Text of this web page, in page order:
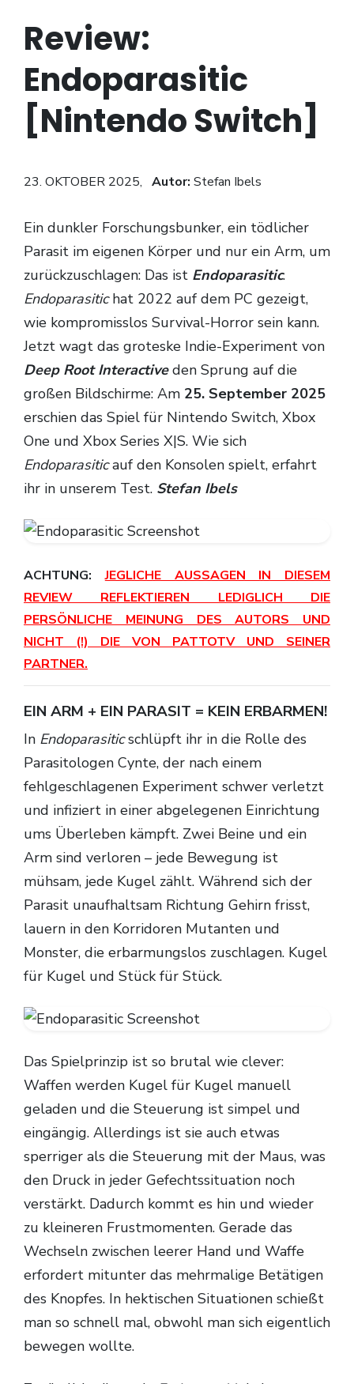
Review:
Endoparasitic
[Nintendo Switch]
23. OKTOBER 2025, Autor: Stefan Ibels
Ein dunkler Forschungsbunker, ein tödlicher
Parasit im eigenen Körper und nur ein Arm, um
zurückzuschlagen: Das ist Endoparasitic.
Endoparasitichat 2022 auf dem PC gezeigt,
wie kompromisslos Survival-Horror sein kann.
Jetzt wagt das groteske Indie-Experiment von
Deep Root Interactiveden Sprung auf die
großen Bildschirme: Am 25. September 2025
erschien das Spiel für Nintendo Switch, Xbox
One und Xbox Series X|S. Wie sich
Endoparasiticauf den Konsolen spielt, erfahrt
ihr in unserem Test. Stefan Ibels
ACHTUNG:JEGLICHE AUSSAGEN IN DIESEM
REVIEW REFLEKTIEREN LEDIGLICH DIE
PERSÖNLICHE MEINUNG DES AUTORS UND
NICHT (!) DIE VON PATTOTV UND SEINER
PARTNER.
EIN ARM + EIN PARASIT = KEIN ERBARMEN!
In Endoparasiticschlüpft ihr in die Rolle des
Parasitologen Cynte, der nach einem
fehlgeschlagenen Experiment schwer verletzt
und infiziert in einer abgelegenen Einrichtung
ums Überleben kämpft. Zwei Beine und ein
Arm sind verloren – jede Bewegung ist
mühsam, jede Kugel zählt. Während sich der
Parasit unaufhaltsam Richtung Gehirn frisst,
lauern in den Korridoren Mutanten und
Monster, die erbarmungslos zuschlagen. Kugel
für Kugel und Stück für Stück.
Das Spielprinzip ist so brutal wie clever:
Waffen werden Kugel für Kugel manuell
geladen und die Steuerung ist simpel und
eingängig. Allerdings ist sie auch etwas
sperriger als die Steuerung mit der Maus, was
den Druck in jeder Gefechtssituation noch
verstärkt. Dadurch kommt es hin und wieder
zu kleineren Frustmomenten. Gerade das
Wechseln zwischen leerer Hand und Waffe
erfordert mitunter das mehrmalige Betätigen
des Knopfes. In hektischen Situationen schießt
man so schnell mal, obwohl man sich eigentlich
bewegen wollte.